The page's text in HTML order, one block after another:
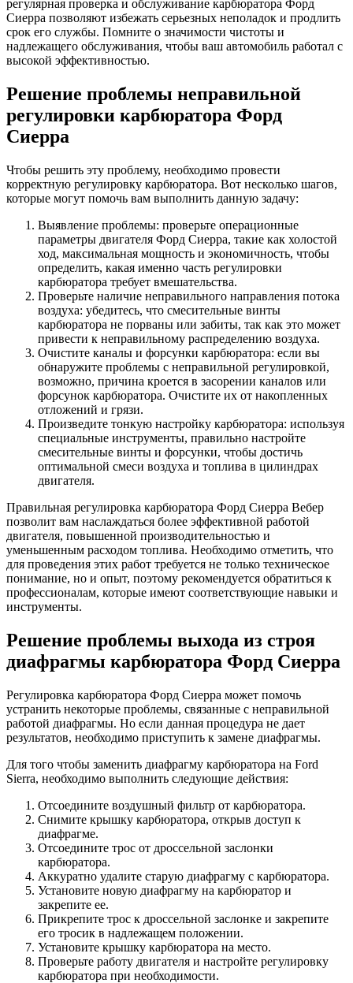
регулярная проверка и обслуживание карбюратора Форд
Сиерра позволяют избежать серьезных неполадок и продлить
срок его службы. Помните о значимости чистоты и
надлежащего обслуживания, чтобы ваш автомобиль работал с
высокой эффективностью.
Решение проблемы неправильной
регулировки карбюратора Форд
Сиерра
Чтобы решить эту проблему, необходимо провести
корректную регулировку карбюратора. Вот несколько шагов,
которые могут помочь вам выполнить данную задачу:
Выявление проблемы: проверьте операционные
параметры двигателя Форд Сиерра, такие как холостой
ход, максимальная мощность и экономичность, чтобы
определить, какая именно часть регулировки
карбюратора требует вмешательства.
Проверьте наличие неправильного направления потока
воздуха: убедитесь, что смесительные винты
карбюратора не порваны или забиты, так как это может
привести к неправильному распределению воздуха.
Очистите каналы и форсунки карбюратора: если вы
обнаружите проблемы с неправильной регулировкой,
возможно, причина кроется в засорении каналов или
форсунок карбюратора. Очистите их от накопленных
отложений и грязи.
Произведите тонкую настройку карбюратора: используя
специальные инструменты, правильно настройте
смесительные винты и форсунки, чтобы достичь
оптимальной смеси воздуха и топлива в цилиндрах
двигателя.
Правильная регулировка карбюратора Форд Сиерра Вебер
позволит вам наслаждаться более эффективной работой
двигателя, повышенной производительностью и
уменьшенным расходом топлива. Необходимо отметить, что
для проведения этих работ требуется не только техническое
понимание, но и опыт, поэтому рекомендуется обратиться к
профессионалам, которые имеют соответствующие навыки и
инструменты.
Решение проблемы выхода из строя
диафрагмы карбюратора Форд Сиерра
Регулировка карбюратора Форд Сиерра может помочь
устранить некоторые проблемы, связанные с неправильной
работой диафрагмы. Но если данная процедура не дает
результатов, необходимо приступить к замене диафрагмы.
Для того чтобы заменить диафрагму карбюратора на Ford
Sierra, необходимо выполнить следующие действия:
Отсоедините воздушный фильтр от карбюратора.
Снимите крышку карбюратора, открыв доступ к
диафрагме.
Отсоедините трос от дроссельной заслонки
карбюратора.
Аккуратно удалите старую диафрагму с карбюратора.
Установите новую диафрагму на карбюратор и
закрепите ее.
Прикрепите трос к дроссельной заслонке и закрепите
его тросик в надлежащем положении.
Установите крышку карбюратора на место.
Проверьте работу двигателя и настройте регулировку
карбюратора при необходимости.